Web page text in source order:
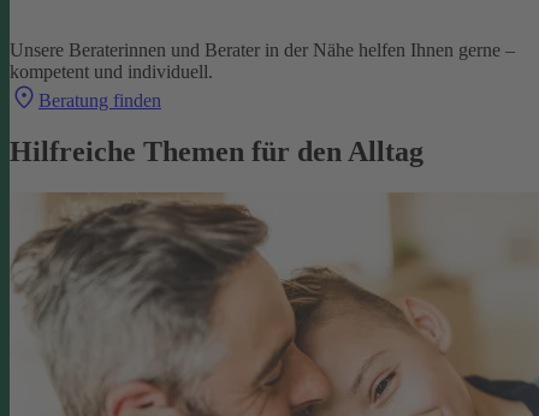
Unsere Beraterinnen und Berater in der Nähe helfen Ihnen gerne –
kompetent und individuell.
Beratung finden
Hilfreiche Themen für den Alltag